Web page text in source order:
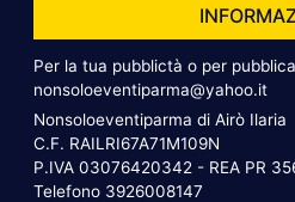
Per la tua pubblictà o per
nonsoloeventiparma@yahoo.it
Nonsoloeventiparma di Airò Ilaria
C.F. RAILRI67A71M109N
P.IVA 03076420342 - REA PR
Telefono 3926008147